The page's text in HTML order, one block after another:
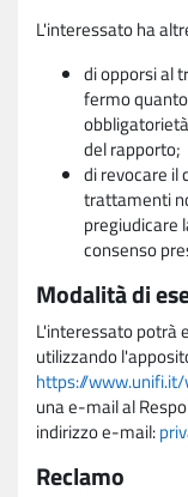
L'interessato ha
di opporsi al
fermo
del rapporto;
di revocare il
trattamenti
pregiudicare
consenso
Modalità di
L'interessato potrà
utilizzando
https://
una e-mail al
indirizzo e-mail:
Reclamo